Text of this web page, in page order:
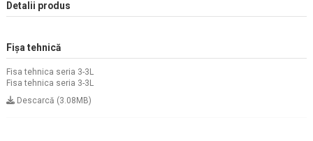
Detalii produs
Fișa tehnică
Fisa tehnica seria 3-3L
Fisa tehnica seria 3-3L
Descarcă (3.08MB)